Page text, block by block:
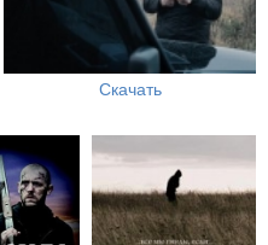
Скачать